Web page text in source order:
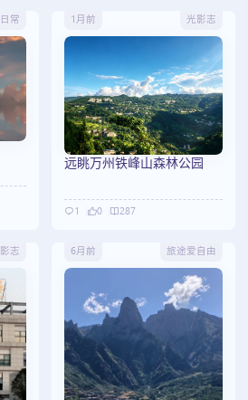
常 1月前 光影志
远眺万州铁峰山森林公园
1 0 287
志 6月前 旅途爱自由